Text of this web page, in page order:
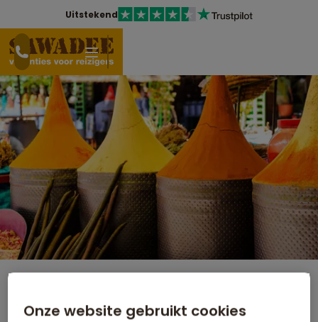
Uitstekend
Groepsrondreis Marokko Kort
Onze website gebruikt cookies